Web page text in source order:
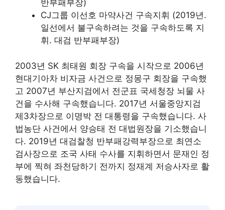
반부패부장)
CJ그룹 이선호 마약사건 구속지휘 (2019년.
일선에서 불구속하려는 것을 구속하도록 지
휘. 대검 반부패부장)
2003년 SK 최태원 회장 구속을 시작으로 2006년
현대기아차 비자금 사건으로 정몽구 회장을 구속했
고 2007년 부산지검에서 전군표 국세청장 뇌물 사
건을 수사해 구속했습니다. 2017년 서울중앙지검
제3차장으로 이명박 전 대통령을 구속했습니다. 사
법농단 사건에서 양승태 전 대법원장을 기소했습니
다. 2019년 대검찰청 반부패강력부장으로 최연소
검사장으로 조국 사태 수사를 지휘하면서 문재인 정
부에 찍혀 좌천당하기 전까지 정재계 저승사자로 활
동했습니다.